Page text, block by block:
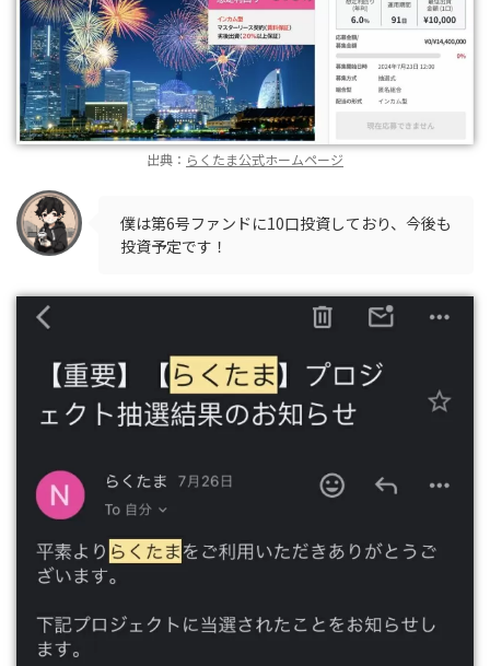
出典： らくたま公式ホームページ
僕は第6号ファンドに10口投資しており、今後も
投資予定です！